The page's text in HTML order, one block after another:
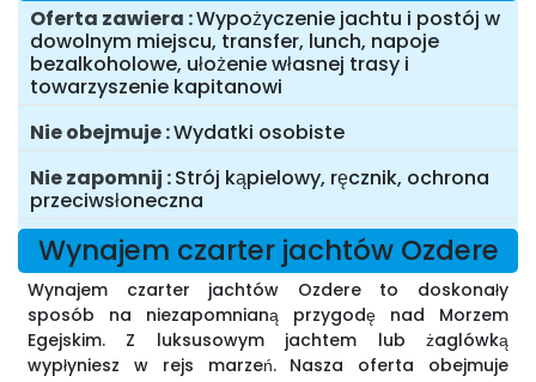
Oferta zawiera Wypożyczenie jachtu i postój w
dowolnym miejscu, transfer, lunch, napoje
bezalkoholowe, ułożenie własnej trasy i
towarzyszenie kapitanowi
Nie obejmuje Wydatki osobiste
Nie zapomnij Strój kąpielowy, ręcznik, ochrona
przeciwsłoneczna
Wynajem czarter jachtów Ozdere
Wynajem czarter jachtów Ozdere to doskonały
sposób na niezapomnianą przygodę nad Morzem
Egejskim. Z luksusowym jachtem lub żaglówką
wypłyniesz w rejs marzeń. Nasza oferta obejmuje